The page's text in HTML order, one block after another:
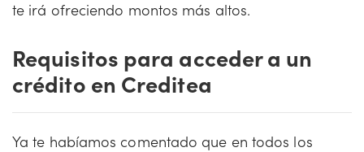
te irá ofreciendo montos más altos.
Requisitos para acceder a un
crédito en Creditea
Ya te habíamos comentado que en todos los